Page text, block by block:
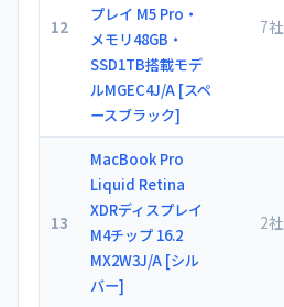
12
プレイ M5 Pro・
メモリ48GB・
SSD1TB搭載モデ
ルMGEC4J/A [スペ
ースブラック]
7社
13
MacBook Pro
Liquid Retina
XDRディスプレイ
M4チップ 16.2
MX2W3J/A [シル
バー]
2社